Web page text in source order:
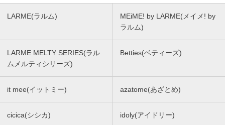
LARME(ラルム)
MEiME! by LARME(メイメ! by
ラルム)
LARME MELTY SERIES(ラル
ムメルティシリーズ)
Betties(ベティーズ)
it mee(イットミー) azatome(あざとめ)
cicica(シシカ) idoly(アイドリー)